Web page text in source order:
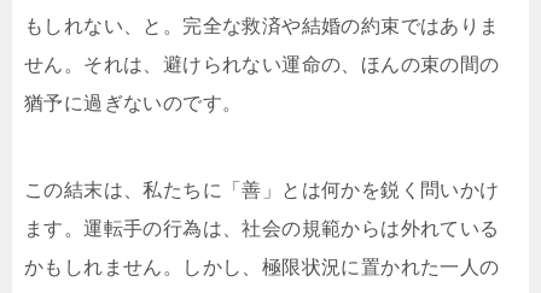
もしれない、と。完全な救済や結婚の約束ではありま
せん。それは、避けられない運命の、ほんの束の間の
猶予に過ぎないのです。
この結末は、私たちに「善」とは何かを鋭く問いかけ
ます。運転手の行為は、社会の規範からは外れている
かもしれません。しかし、極限状況に置かれた一人の